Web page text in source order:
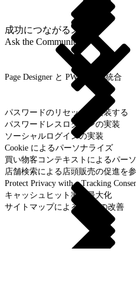
成功につながるスキル
Ask the Community
Page Designer と PWA Kit の統合
パスワードのリセットを実装する
パスワードレスログインの実装
ソーシャルログインの実装
Cookie によるパーソナライズ
買い物客コンテキストによるパー
店舗検索による店頭販売の促進を
Protect Privacy with a Tracking
キャッシュヒット率の最大化
サイトマップによる SEO の改善